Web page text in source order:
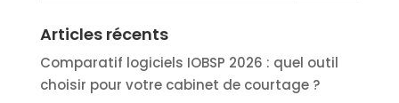
Articles récents
Comparatif logiciels IOBSP 2026 : quel outil
choisir pour votre cabinet de courtage ?